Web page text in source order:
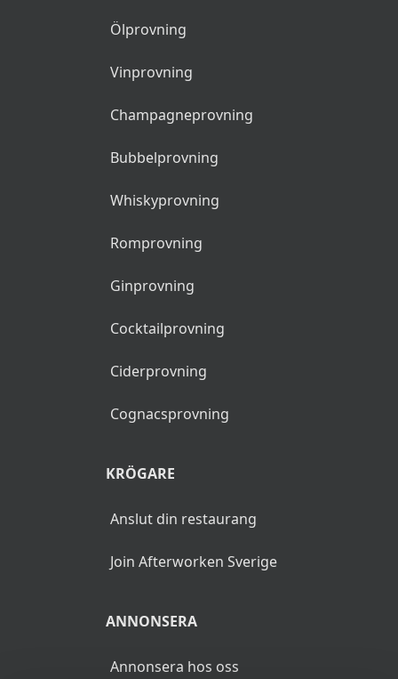
Ölprovning
Vinprovning
Champagneprovning
Bubbelprovning
Whiskyprovning
Romprovning
Ginprovning
Cocktailprovning
Ciderprovning
Cognacsprovning
KRÖGARE
Anslut din restaurang
Join Afterworken Sverige
ANNONSERA
Annonsera hos oss